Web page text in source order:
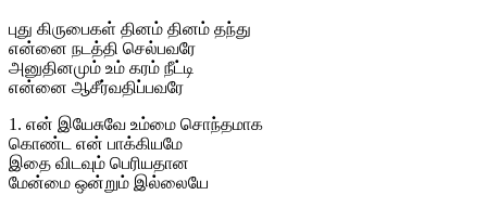
புது கிருபைகள் தினம் தினம் தந்து
என்னை நடத்தி செல்பவரே
அனுதினமும் உம் கரம் நீட்டி
என்னை ஆசீர்வதிப்பவரே
1. என் இயேசுவே உம்மை சொந்தமாக
கொண்ட என் பாக்கியமே
இதை விடவும் பெரியதான
மேன்மை ஒன்றும் இல்லையே